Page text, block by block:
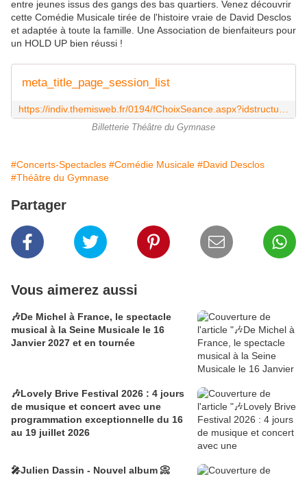
entre jeunes issus des gangs des bas quartiers. Venez découvrir
cette Comédie Musicale tirée de l'histoire vraie de David Desclos
et adaptée à toute la famille. Une Association de bienfaiteurs pour
un HOLD UP bien réussi !
meta_title_page_session_list
Billetterie Théâtre du Gymnase
#Concerts-Spectacles #Comédie Musicale #David Desclos
#Théâtre du Gymnase
Partager
Vous aimerez aussi
🎶De Michel à France, le spectacle
musical à la Seine Musicale le 16
Janvier 2027 et en tournée
🎶Lovely Brive Festival 2026 : 4 jours
de musique et concert avec une
programmation exceptionnelle du 16
au 19 juillet 2026
🎤Julien Dassin - Nouvel album 📀